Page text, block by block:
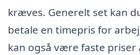
kræves. Generelt set kan
betale en timepris for
kan også være faste